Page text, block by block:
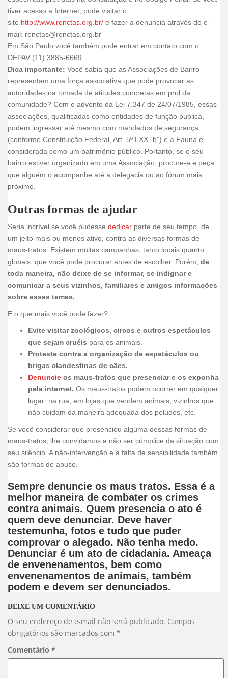
tiver acesso a Internet, pode visitar o
site http://www.renctas.org.br/ e fazer a denúncia através do e-
mail: renctas@renctas.org.br
Em São Paulo você também pode entrar em contato com o
DEPAV (11) 3885-6669.
Dica importante: Você sabia que as Associações de Bairro
representam uma força associativa que pode provocar as
autoridades na tomada de atitudes concretas em prol da
comunidade? Com o advento da Lei 7.347 de 24/07/1985, essas
associações, qualificadas como entidades de função pública,
podem ingressar até mesmo com mandados de segurança
(conforme Constituição Federal, Art. 5º LXX “b”) e a Fauna é
considerada como um patrimônio público. Portanto, se o seu
bairro estiver organizado em uma Associação, procure-a e peça
que alguém o acompanhe até a delegacia ou ao fórum mais
próximo.
Outras formas de ajudar
Seria incrível se você pudesse dedicar parte de seu tempo, de
um jeito mais ou menos ativo, contra as diversas formas de
maus-tratos. Existem muitas campanhas, tanto locais quanto
globais, que você pode procurar antes de escolher. Porém, de
toda maneira, não deixe de se informar, se indignar e
comunicar a seus vizinhos, familiares e amigos informações
sobre esses temas.
E o que mais você pode fazer?
Evite visitar zoológicos, circos e outros espetáculos
que sejam cruéis para os animais.
Proteste contra a organização de espetáculos ou
brigas clandestinas de cães.
Denuncie os maus-tratos que presenciar e os exponha
pela internet. Os maus-tratos podem ocorrer em qualquer
lugar: na rua, em lojas que vendem animais, vizinhos que
não cuidam da maneira adequada dos peludos, etc.
Se você considerar que presenciou alguma dessas formas de
maus-tratos, lhe convidamos a não ser cúmplice da situação com
seu silêncio. A não-intervenção e a falta de sensibilidade também
são formas de abuso.
Sempre denuncie os maus tratos. Essa é a
melhor maneira de combater os crimes
contra animais. Quem presencia o ato é
quem deve denunciar. Deve haver
testemunha, fotos e tudo que puder
comprovar o alegado. Não tenha medo.
Denunciar é um ato de cidadania. Ameaça
de envenenamentos, bem como
envenenamentos de animais, também
podem e devem ser denunciados.
DEIXE UM COMENTÁRIO
O seu endereço de e-mail não será publicado. Campos
obrigatórios são marcados com *
Comentário *